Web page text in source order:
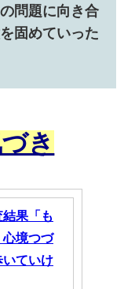
問題に向き合
固めていった
き
果「も
境つづ
いていけ